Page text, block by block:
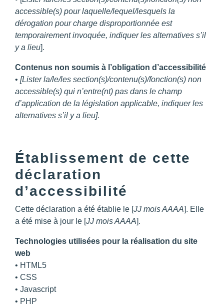
accessible(s) pour laquelle/lequel/lesquels la
dérogation pour charge disproportionnée est
temporairement invoquée, indiquer les alternatives s’il
y a lieu].
Contenus non soumis à l’obligation d’accessibilité
• [Lister la/le/les section(s)/contenu(s)/fonction(s) non
accessible(s) qui n’entre(nt) pas dans le champ
d’application de la législation applicable, indiquer les
alternatives s’il y a lieu].
Établissement de cette
déclaration
d’accessibilité
Cette déclaration a été établie le [JJ mois AAAA]. Elle
a été mise à jour le [JJ mois AAAA].
Technologies utilisées pour la réalisation du site
web
• HTML5
• CSS
• Javascript
• PHP